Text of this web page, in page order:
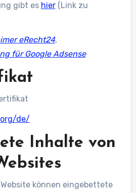
gibt es hier(Link zu
eRecht24,
für Google Adsense
de/
Inhalte von
können eingebettete